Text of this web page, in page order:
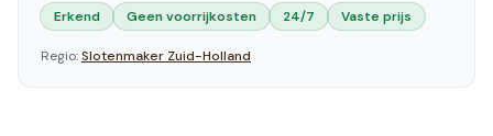
Erkend Geen voorrijkosten 24/7 Vaste prijs
Regio:Slotenmaker Zuid-Holland